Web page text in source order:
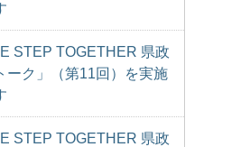
STEP TOGETHER 県政
ーク」（第11回）を実施
STEP TOGETHER 県政